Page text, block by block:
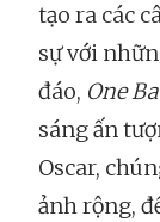
tạo ra các
sự với
đáo, One
sáng ấn
Oscar,
ảnh rộng,